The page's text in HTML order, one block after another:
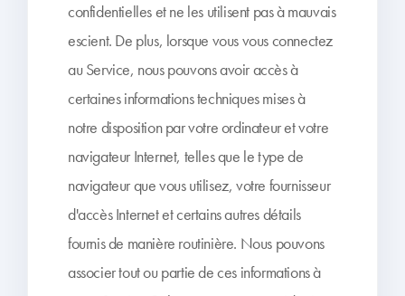
confidentielles et ne les utilisent pas à mauvais
escient. De plus, lorsque vous vous connectez
au Service, nous pouvons avoir accès à
certaines informations techniques mises à
notre disposition par votre ordinateur et votre
navigateur Internet, telles que le type de
navigateur que vous utilisez, votre fournisseur
d'accès Internet et certains autres détails
fournis de manière routinière. Nous pouvons
associer tout ou partie de ces informations à